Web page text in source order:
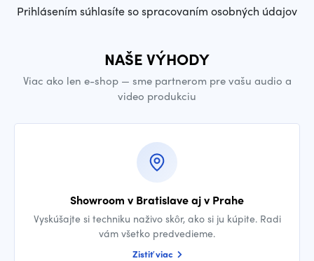
Prihlásením súhlasíte so spracovaním osobných údajov
NAŠE VÝHODY
Viac ako len e-shop — sme partnerom pre vašu audio a
video produkciu
Showroom v Bratislave aj v Prahe
Vyskúšajte si techniku naživo skôr, ako si ju kúpite. Radi
vám všetko predvedieme.
Zistiť viac